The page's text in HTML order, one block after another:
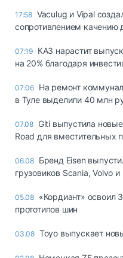
17:58 Vaculug и Vipal
сопротивлением качению
07:19 КАЗ нарастит
на 20% благодаря
07:06 На ремонт
в Туле выделили 40 млн
07.08 Giti выпустила
Road для вместительных
06.08 Бренд Eisen
грузовиков Scania, Volvo и
05.08 «Кордиант» освоил
прототипов шин
03.08 Toyo выпускает